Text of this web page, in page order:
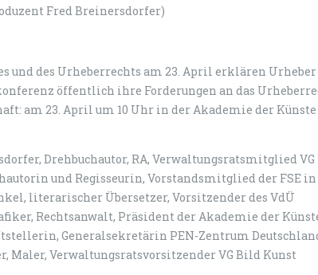
Fred Breinersdorfer)
und des Urheberrechts am 23. April erklären
öffentlich ihre Forderungen an das
am 23. April um 10 Uhr in der Akademie der
Drehbuchautor, RA, Verwaltungsratsmitglied
und Regisseurin, Vorstandsmitglied der FSE in
literarischer Übersetzer, Vorsitzender des VdÜ
Rechtsanwalt, Präsident der Akademie der
Generalsekretärin PEN-Zentrum
Maler, Verwaltungsratsvorsitzender VG Bild Kunst